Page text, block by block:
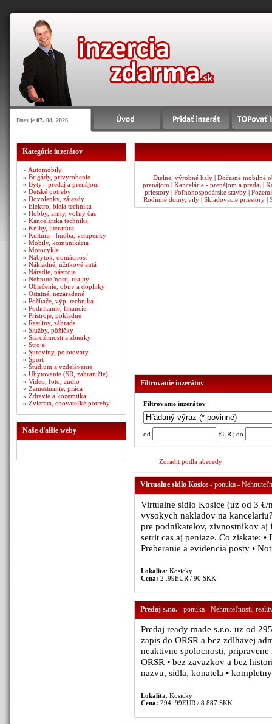
Dnes je 07. 08. 2026
Kategórie inzerátov
» Automobily
» Brigády, privyrobenie
» Byty - predaj a prenájom
» Detské potreby
» Dovolenky, zájazdy
» Elektro, biela technika
» Hobby, army, voľný čas
» Kancelárska technika
» Knihy, literatúra
» Kultúra - hudba, vstupenky
» Mobily, komunikácia
» Motocykle
» Nábytok, domácnosť
» Nákladné, úžitkové autá
» Náradie, nástroje
» Nehnuteľnosti, reality
» Oblečenie, obuv a doplnky
» Ostatné, nezaradené
» Počítače, výp. technika
» Podnikanie, financie
» Prístroje, pokladne
» Rastliny, záhrada
» Služby, pôžičky
» Starožitnosti a zbierky
» Stroje
» Suroviny, polotovary
» Šport
» Štúdium a vzdelávanie
» Ubytovanie (SR, zahraničie)
» Video, foto, audio
» Zamestnanie, práca
» Zdravie a kozemtika
» Zvieratá, chovateľké potreby
Naše ďalšie weby
Dielne, výrobné haly | Dočasné mobilné
prenájom |Kancelárie - prenájom a predaj |
priestory |Poľnohospodárske stavby |
Rodinné domy, vily | Skladovacie priestory |
Filtrovanie inzerátov
Filtrovanie inzerátov
od EUR | do
Zoradit podla abecedy
Virtualne sidlo Kosice- ponuka -
Virtualne sidlo Kosice (uz od 3 €/
vysokych nakladov na
pre podnikatelov, zivnostnikov aj
setrit cas aj peniaze. Co ziskate:
Preberanie a evidencia posty •
Lokalita: Kosicky
Cena: 2 .99EUR / 90 SKK
Predaj s.r.o.- ponuka - Nehnuteľnosti,
Predaj ready made s.r.o. uz od
zapis do ORSR a bez zdlhavej
neaktivne spolocnosti,
ORSR • bez zavazkov a bez
nazvu, sidla, konatela •
Lokalita: Kosicky
Cena: 294 .99EUR / 8 887 SKK